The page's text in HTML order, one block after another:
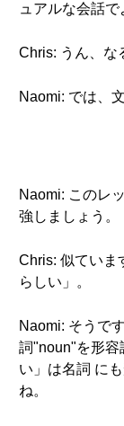
ュアルな会話で
Chris: うん、な
Naomi: では、
Naomi: このレ
強しましょう。
Chris: 似ていま
らしい」。
Naomi: そうで
詞"noun"を形容
い」は名詞 に
ね。